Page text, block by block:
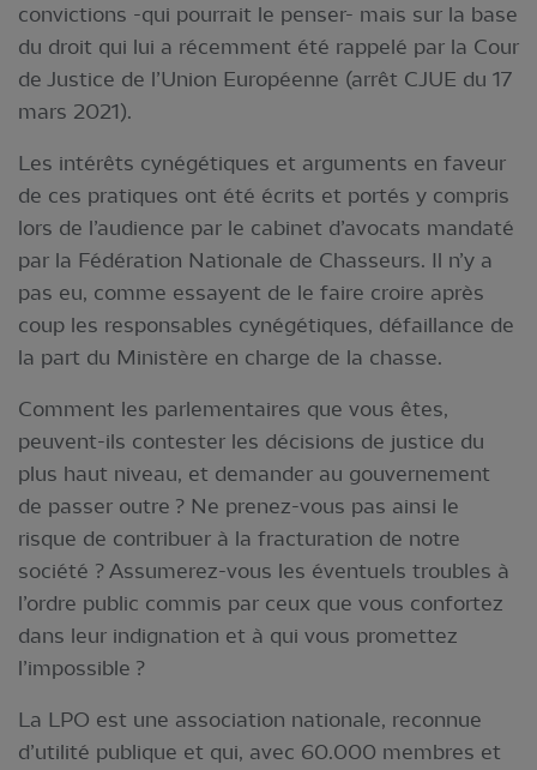
convictions -qui pourrait le penser- mais sur la base
du droit qui lui a récemment été rappelé par la Cour
de Justice de l’Union Européenne (arrêt CJUE du 17
mars 2021).
Les intérêts cynégétiques et arguments en faveur
de ces pratiques ont été écrits et portés y compris
lors de l’audience par le cabinet d’avocats mandaté
par la Fédération Nationale de Chasseurs. Il n’y a
pas eu, comme essayent de le faire croire après
coup les responsables cynégétiques, défaillance de
la part du Ministère en charge de la chasse.
Comment les parlementaires que vous êtes,
peuvent-ils contester les décisions de justice du
plus haut niveau, et demander au gouvernement
de passer outre ? Ne prenez-vous pas ainsi le
risque de contribuer à la fracturation de notre
société ? Assumerez-vous les éventuels troubles à
l’ordre public commis par ceux que vous confortez
dans leur indignation et à qui vous promettez
l’impossible ?
La LPO est une association nationale, reconnue
d’utilité publique et qui, avec 60.000 membres et